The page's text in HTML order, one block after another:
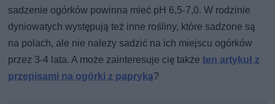
sadzenie ogórków powinna mieć pH 6,5-7,0. W rodzinie
dyniowatych występują też inne rośliny, które sadzone są
na polach, ale nie należy sadzić na ich miejscu ogórków
przez 3-4 lata. A może zainteresuje cię takżeten artykuł z
przepisami na ogórki z papryką?